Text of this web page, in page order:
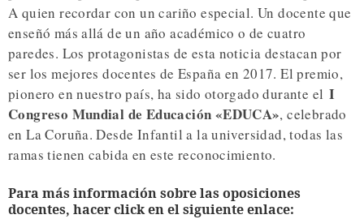
A quien recordar con un cariño especial. Un docente que
enseñó más allá de un año académico o de cuatro
paredes. Los protagonistas de esta noticia destacan por
ser los mejores docentes de España en 2017. El premio,
pionero en nuestro país, ha sido otorgado durante el I
Congreso Mundial de Educación «EDUCA», celebrado
en La Coruña. Desde Infantil a la universidad, todas las
ramas tienen cabida en este reconocimiento.
Para más información sobre las oposiciones
docentes, hacer click en el siguiente enlace: